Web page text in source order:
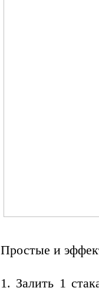
Простые и
1. Залить 1